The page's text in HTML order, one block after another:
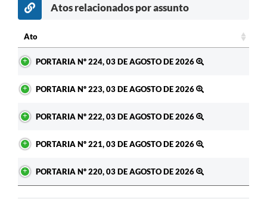
Atos relacionados por assunto
Ato
PORTARIA Nº 224, 03 DE AGOSTO DE 2026
PORTARIA Nº 223, 03 DE AGOSTO DE 2026
PORTARIA Nº 222, 03 DE AGOSTO DE 2026
PORTARIA Nº 221, 03 DE AGOSTO DE 2026
PORTARIA Nº 220, 03 DE AGOSTO DE 2026